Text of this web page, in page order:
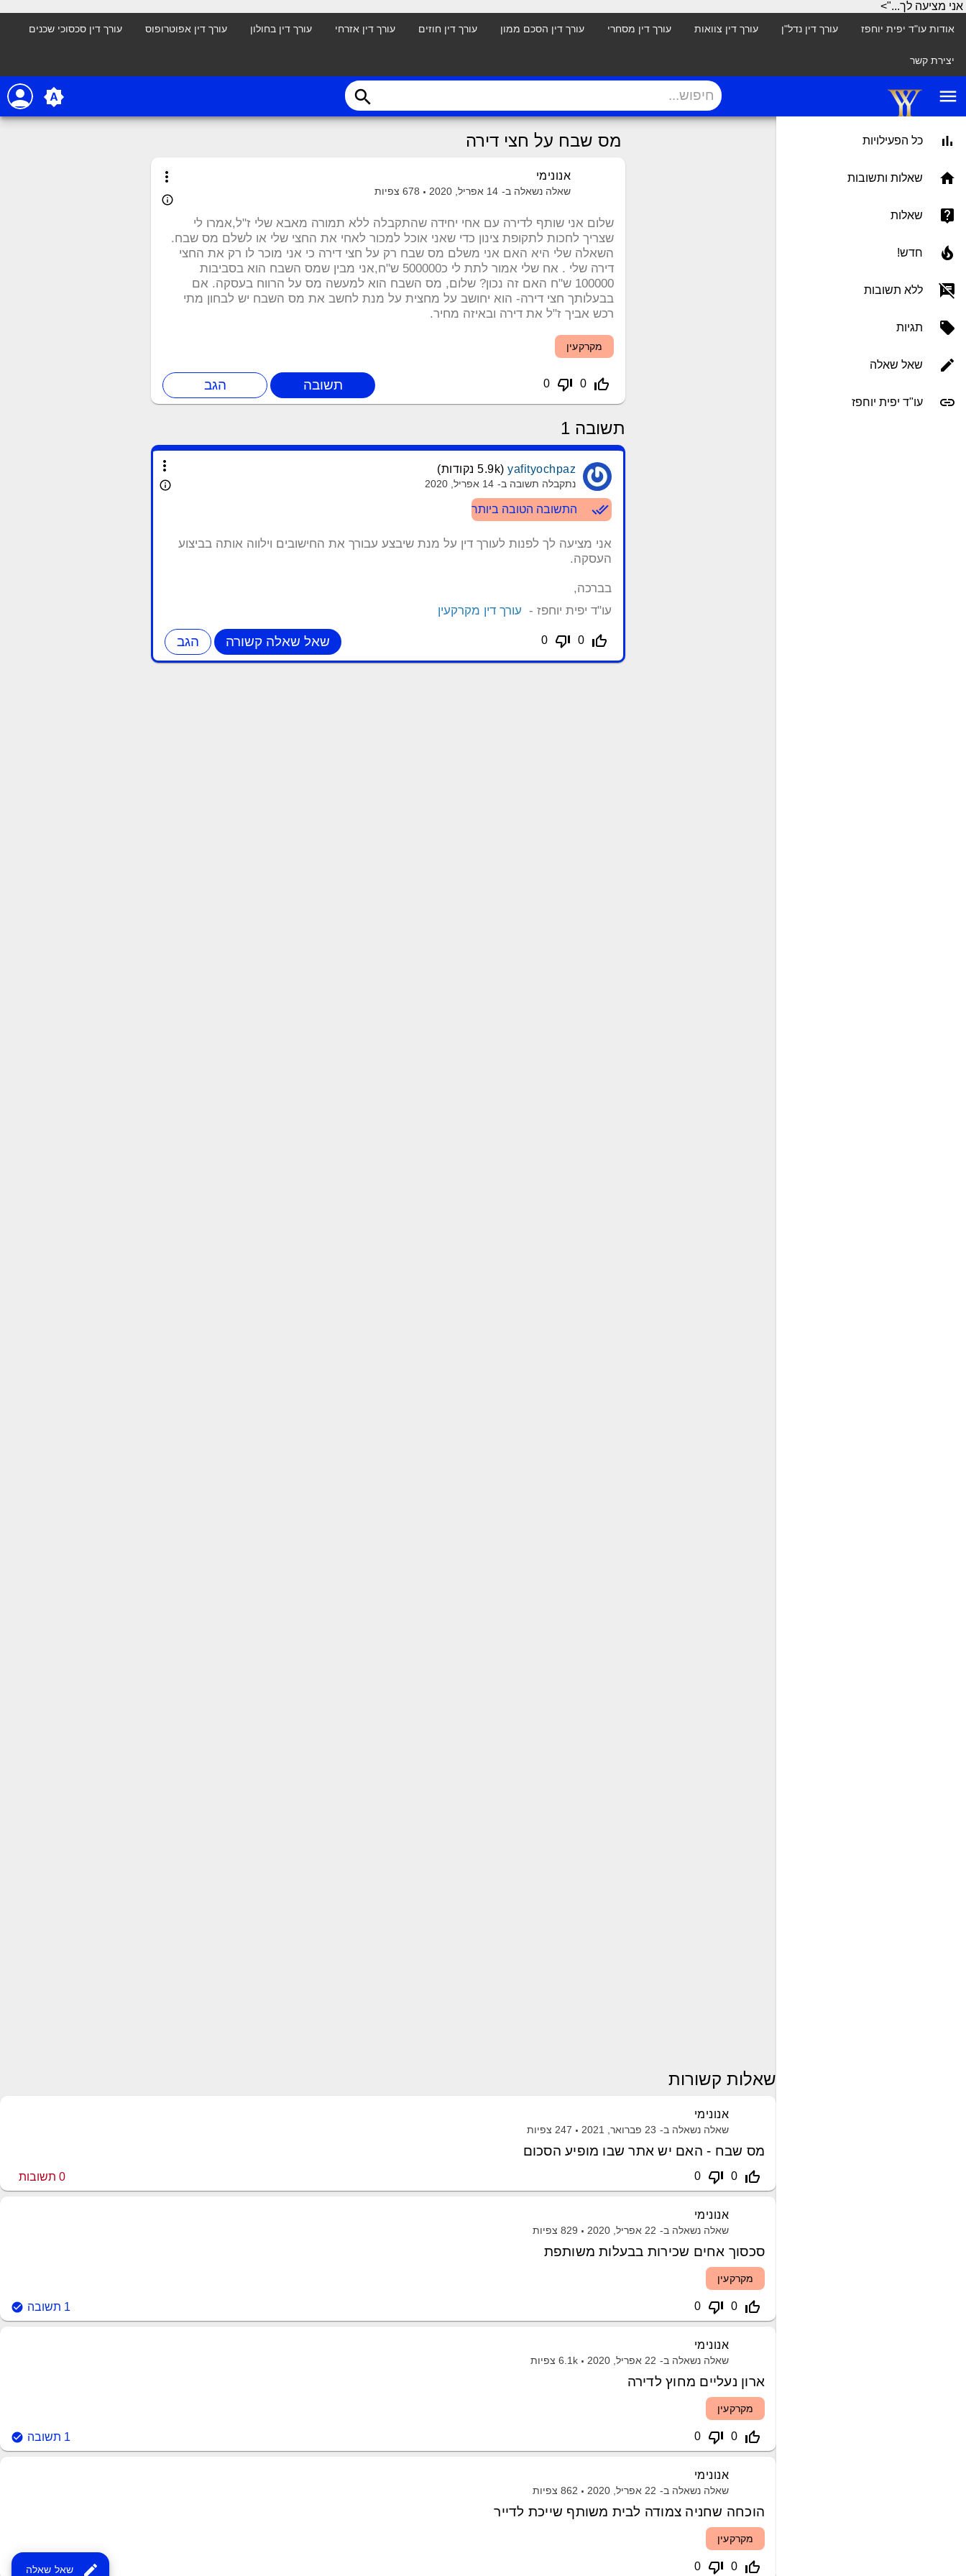
אני מציעה לך...">
אודות עו"ד יפית יוחפז עורך דין נדל"ן עורך דין צוואות עורך דין מסחרי עורך דין הסכם ממון עורך דין חוזים עורך דין אזרחי עורך דין בחולון עורך דין אפוטרופוס עורך דין סכסוכי שכנים
יצירת קשר
menu
person search
brightness_auto
edit שאל שאלה
כל הפעילויות
שאלות ותשובות
שאלות
חדש!
ללא תשובות
תגיות
שאל שאלה
עו"ד יפית יוחפז
מס שבח על חצי דירה
more_vert אנונימי
שאלה נשאלה ב- 14 אפריל, 2020 678 צפיות
info_outline
שלום אני שותף לדירה עם אחי יחידה שהתקבלה ללא תמורה מאבא שלי ז"ל,אמרו לי
שצריך לחכות לתקופת צינון כדי שאני אוכל למכור לאחי את החצי שלי או לשלם מס שבח.
השאלה שלי היא האם אני משלם מס שבח רק על חצי דירה כי אני מוכר לו רק את החצי
דירה שלי . אח שלי אמור לתת לי כ500000 ש"ח,אני מבין שמס השבח הוא בסביבות
100000 ש"ח האם זה נכון? שלום, מס השבח הוא למעשה מס על הרווח בעסקה. אם
בבעלותך חצי דירה- הוא יחושב על מחצית על מנת לחשב את מס השבח יש לבחון מתי
רכש אביך ז"ל את דירה ובאיזה מחיר.
מקרקעין
thumb_up_off_alt
0
thumb_down_off_alt
0
תשובה 1
more_vert yafityochpaz
(
5.9k נקודות)
נתקבלה תשובה ב- 14 אפריל, 2020 info_outline
done_all התשובה הטובה ביותר
אני מציעה לך לפנות לעורך דין על מנת שיבצע עבורך את החישובים וילווה אותה בביצוע
העסקה.
בברכה,
עו"ד יפית יוחפז - עורך דין מקרקעין
thumb_up_off_alt
0
thumb_down_off_alt
0
שאלות קשורות
אנונימי
שאלה נשאלה ב- 23 פברואר, 2021 247 צפיות
מס שבח - האם יש אתר שבו מופיע הסכום
thumb_up_off_alt
0
thumb_down_off_alt
0
0 תשובות
אנונימי
שאלה נשאלה ב- 22 אפריל, 2020 829 צפיות
סכסוך אחים שכירות בבעלות משותפת
מקרקעין
thumb_up_off_alt
0
thumb_down_off_alt
0
1 תשובה
אנונימי
שאלה נשאלה ב- 22 אפריל, 2020 6.1k צפיות
ארון נעליים מחוץ לדירה
מקרקעין
thumb_up_off_alt
0
thumb_down_off_alt
0
1 תשובה
אנונימי
שאלה נשאלה ב- 22 אפריל, 2020 862 צפיות
הוכחה שחניה צמודה לבית משותף שייכת לדייר
מקרקעין
thumb_up_off_alt
0
thumb_down_off_alt
0
1תשובה